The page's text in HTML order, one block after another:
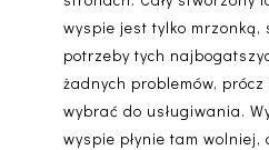
wyspie jest tylko mrzonką,
potrzeby tych
żadnych problemów,
wybrać do usługiwania.
wyspie płynie tam wolniej,